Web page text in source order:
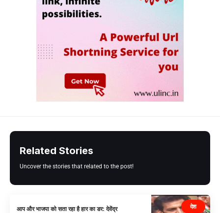
Related Stories
Uncover the stories that related to the post!
देश
आप और भाजपा को सता रहा है हार का डर: देवेंद्र